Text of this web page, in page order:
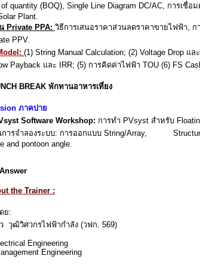
of quantity (BOQ), Single Line Diagram DC/AC, การเชื่
Plant.
Private PPA: วิธีการเสนอราคาส่วนลดราคาขายไฟฟ้า,
PPV.
(1) String Manual Calculation; (2) Voltage Drop แ
Payback และ IRR; (5) การคิดค่าไฟฟ้า TOU (6) FS
BREAK พักทานอาหารเที่ยง
ภาคบ่าย
Software Workshop: การทำ PVsyst สำหรับ
การจำลองระบบ: การออกแบบ String/Array, Structure
and pontoon angle.
the Trainer :
ย:
วุฒิวิศวกรไฟฟ้ากำลัง (วฟก. 569)
Engineering
Engineering